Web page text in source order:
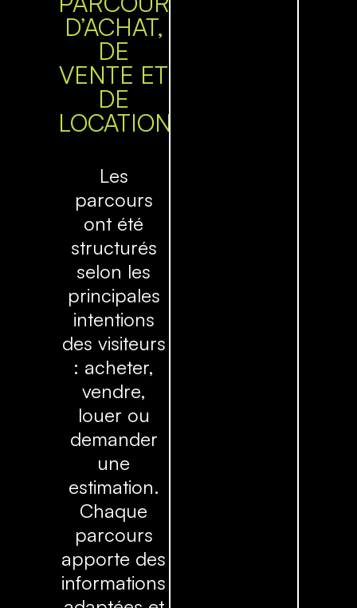
D’ACHAT,
DE
VENTE ET
DE
LOCATION
Les
parcours
ont été
structurés
selon les
principales
intentions
des visiteurs
: acheter,
vendre,
louer ou
demander
une
estimation.
Chaque
parcours
apporte des
informations